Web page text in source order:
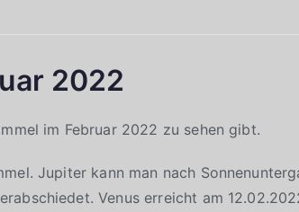
2022
im Februar 2022 zu sehen gibt.
Jupiter kann man nach
Venus erreicht am